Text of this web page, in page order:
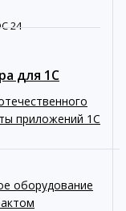
для 1C
приложений 1С
оборудование
24